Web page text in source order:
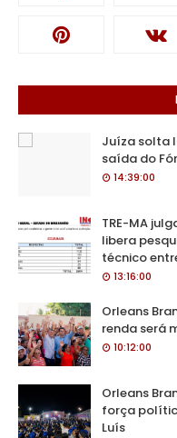
Juíza solta
saída do
14:39:00
TRE-MA
libera
técnico
13:16:00
Orleans
renda será
10:12:00
Orleans
força
Luís